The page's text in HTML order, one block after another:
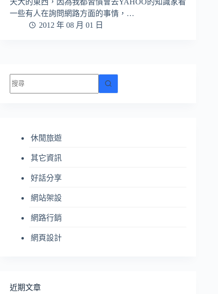
一些有人在詢問網路方面的事情，…
2012 年 08 月 01 日
找
不
休閒旅遊
其它資訊
好話分享
網站架設
網路行銷
網頁設計
近期文章